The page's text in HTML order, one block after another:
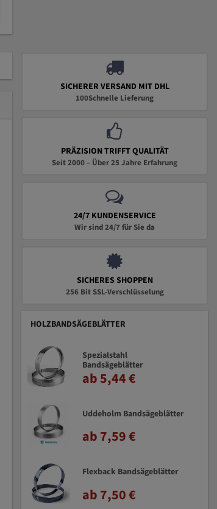
SICHERER VERSAND MIT DHL
100Schnelle Lieferung
PRÄZISION TRIFFT QUALITÄT
Seit 2000 – Über 25 Jahre Erfahrung
24/7 KUNDENSERVICE
Wir sind 24/7 für Sie da
SICHERES SHOPPEN
256 Bit SSL-Verschlüsselung
HOLZBANDSÄGEBLÄTTER
Spezialstahl
Bandsägeblätter
ab 5,44 €
Uddeholm Bandsägeblätter
ab 7,59 €
Flexback Bandsägeblätter
ab 7,50 €